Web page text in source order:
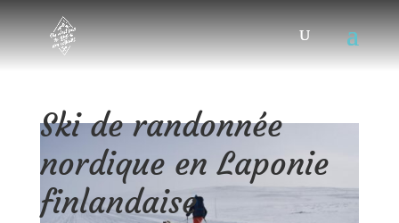
Ski de randonnée
nordique en Laponie
finlandaise